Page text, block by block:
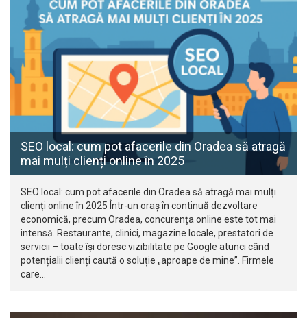
SEO local: cum pot afacerile din Oradea să atragă
mai mulți clienți online în 2025
SEO local: cum pot afacerile din Oradea să atragă mai mulți
clienți online în 2025 Într-un oraș în continuă dezvoltare
economică, precum Oradea, concurența online este tot mai
intensă. Restaurante, clinici, magazine locale, prestatori de
servicii – toate își doresc vizibilitate pe Google atunci când
potențialii clienți caută o soluție „aproape de mine”. Firmele
care…